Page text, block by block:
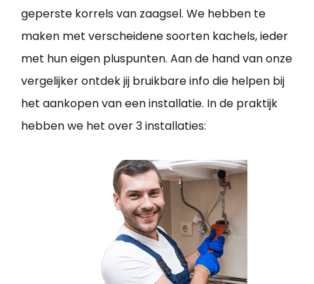
geperste korrels van zaagsel. We hebben te
maken met verscheidene soorten kachels, ieder
met hun eigen pluspunten. Aan de hand van onze
vergelijker ontdek jij bruikbare info die helpen bij
het aankopen van een installatie. In de praktijk
hebben we het over 3 installaties: